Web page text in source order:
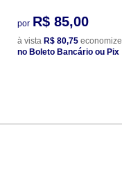
por R$ 85,00
à vista R$ 80,75 economize
no Boleto Bancário ou Pix